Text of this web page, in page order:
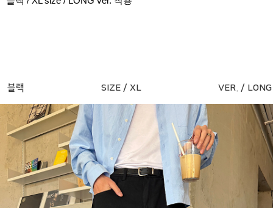
블랙 SIZE / XL VER. / LONG